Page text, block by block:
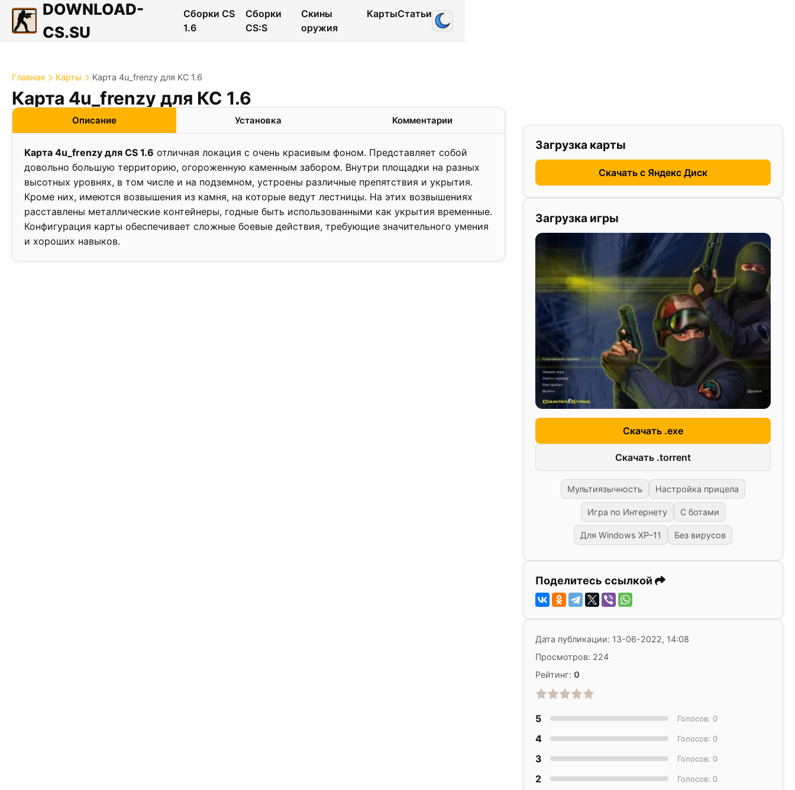
DOWNLOAD-
CS.SU
Сборки CS
1.6
Сборки
CS:S
Скины
оружия
КартыСтатьи
Главная Карты Карта 4u_frenzy для КС 1.6
Карта 4u_frenzy для КС 1.6
❮ ❯
Описание Установка Комментарии
Карта 4u_frenzy для CS 1.6 отличная локация с очень красивым фоном. Представляет собой
довольно большую территорию, огороженную каменным забором. Внутри площадки на разных
высотных уровнях, в том числе и на подземном, устроены различные препятствия и укрытия.
Кроме них, имеются возвышения из камня, на которые ведут лестницы. На этих возвышениях
расставлены металлические контейнеры, годные быть использованными как укрытия временные.
Конфигурация карты обеспечивает сложные боевые действия, требующие значительного умения
и хороших навыков.
Загрузка карты
Скачать с Яндекс Диск
Загрузка игры
Скачать .exe
Скачать .torrent
Мультиязычность Настройка прицела
Игра по Интернету С ботами
Для Windows XP–11 Без вирусов
Поделитесь ссылкой
Дата публикации: 13-06-2022, 14:08
Просмотров: 224
Рейтинг: 0
5 Голосов: 0
4 Голосов: 0
3 Голосов: 0
2 Голосов: 0